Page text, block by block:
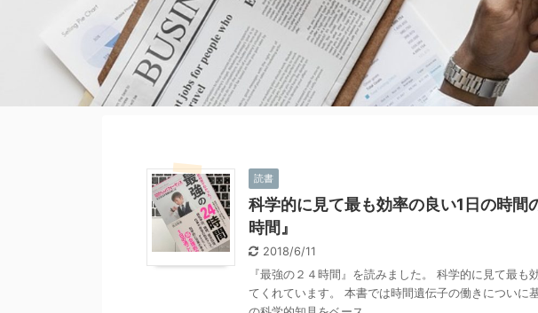
読書
科学的に見て最も効率の良い1日の時間
時間』
2018/6/11
『最強の２４時間』を読みました。 科学的に見て最
てくれています。 本書では時間遺伝子の働きについに